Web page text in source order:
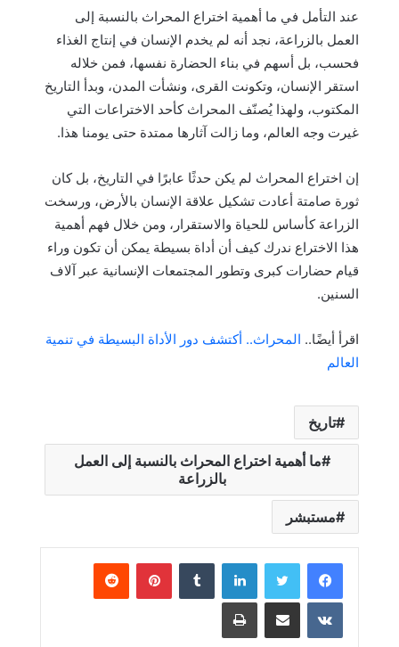
عند التأمل في ما أهمية اختراع المحراث بالنسبة إلى
العمل بالزراعة، نجد أنه لم يخدم الإنسان في إنتاج الغذاء
فحسب، بل أسهم في بناء الحضارة نفسها، فمن خلاله
استقر الإنسان، وتكونت القرى، ونشأت المدن، وبدأ التاريخ
المكتوب، ولهذا يُصنّف المحراث كأحد الاختراعات التي
غيرت وجه العالم، وما زالت آثارها ممتدة حتى يومنا هذا.
إن اختراع المحراث لم يكن حدثًا عابرًا في التاريخ، بل كان
ثورة صامتة أعادت تشكيل علاقة الإنسان بالأرض، ورسخت
الزراعة كأساس للحياة والاستقرار، ومن خلال فهم أهمية
هذا الاختراع ندرك كيف أن أداة بسيطة يمكن أن تكون وراء
قيام حضارات كبرى وتطور المجتمعات الإنسانية عبر آلاف
السنين.
اقرأ أيضًا.. المحراث.. أكتشف دور الأداة البسيطة في تنمية
العالم
تاريخ
ما أهمية اختراع المحراث بالنسبة إلى العمل
بالزراعة
مستبشر
لينكدإن بينتيريست
مشاركة عبر البريد طباعة